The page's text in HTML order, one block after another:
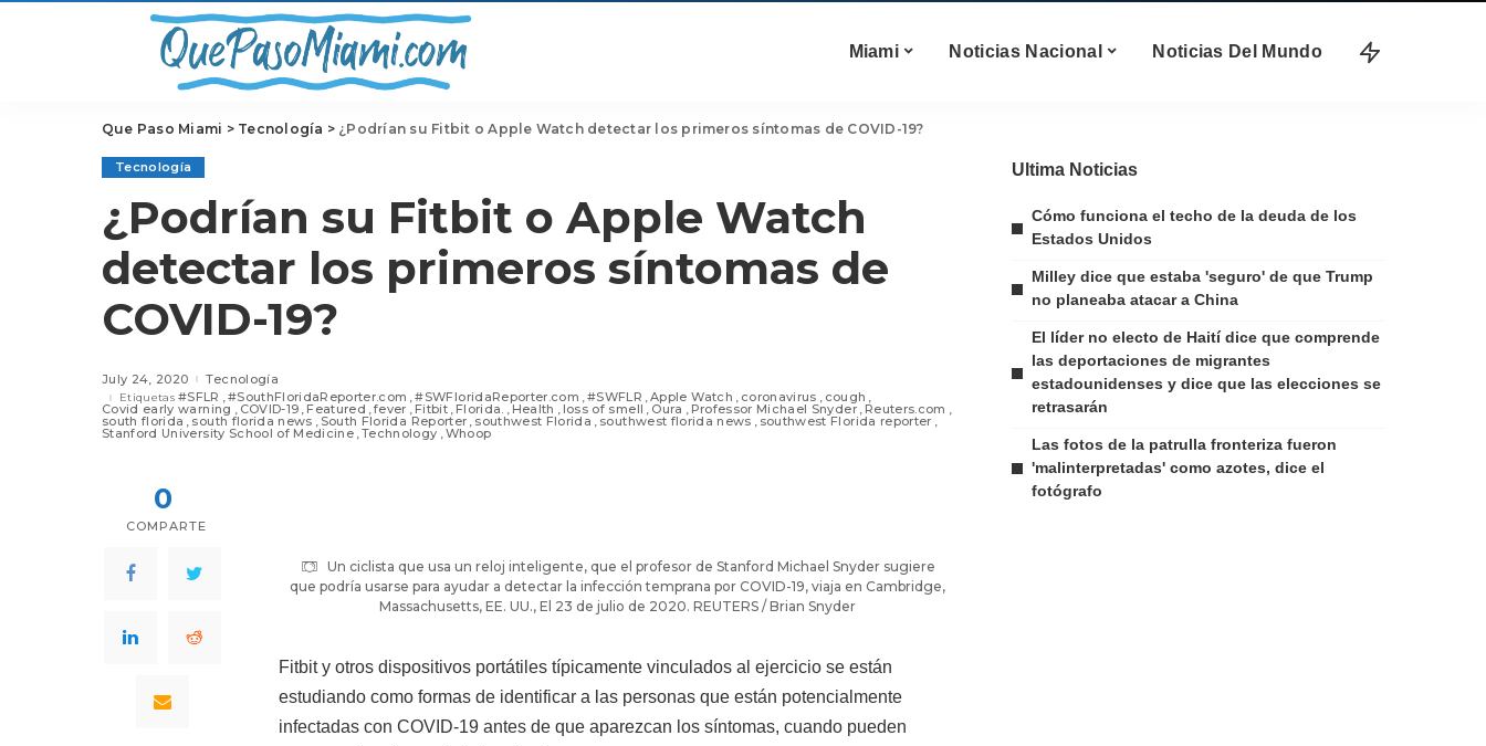
Miami Noticias Nacional Noticias Del Mundo
Que Paso Miami > Tecnología > ¿Podrían su Fitbit o Apple Watch detectar los primeros síntomas de COVID-19?
Tecnología
¿Podrían su Fitbit o Apple Watch
detectar los primeros síntomas de
COVID-19?
July 24, 2020 Tecnología
Etiquetas #SFLR #SouthFloridaReporter.com #SWFloridaReporter.com #SWFLR Apple Watch coronavirus cough
Covid early warning COVID-19 Featured fever Fitbit Florida. Health loss of smell Oura Professor Michael Snyder Reuters.com
south florida south florida news South Florida Reporter southwest Florida southwest florida news southwest Florida reporter
Stanford University School of Medicine Technology Whoop
0
COMPARTE
Un ciclista que usa un reloj inteligente, que el profesor de Stanford Michael Snyder sugiere
que podría usarse para ayudar a detectar la infección temprana por COVID-19, viaja en Cambridge,
Massachusetts, EE. UU., El 23 de julio de 2020. REUTERS / Brian Snyder
Fitbit y otros dispositivos portátiles típicamente vinculados al ejercicio se están
estudiando como formas de identificar a las personas que están potencialmente
infectadas con COVID-19 antes de que aparezcan los síntomas, cuando pueden
Ultima Noticias
Cómo funciona el techo de la deuda de los
Estados Unidos
Milley dice que estaba 'seguro' de que Trump
no planeaba atacar a China
El líder no electo de Haití dice que comprende
las deportaciones de migrantes
estadounidenses y dice que las elecciones se
retrasarán
Las fotos de la patrulla fronteriza fueron
'malinterpretadas' como azotes, dice el
fotógrafo